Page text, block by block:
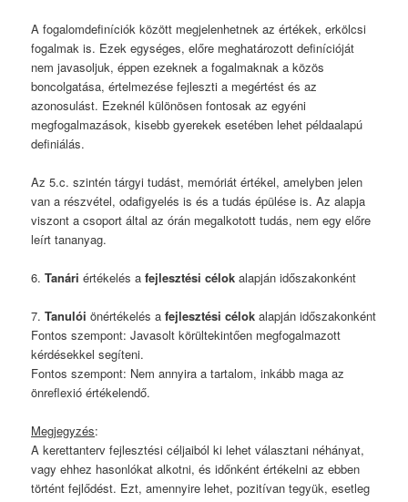
A fogalomdefiníciók között megjelenhetnek az értékek, erkölcsi
fogalmak is. Ezek egységes, előre meghatározott definícióját
nem javasoljuk, éppen ezeknek a fogalmaknak a közös
boncolgatása, értelmezése fejleszti a megértést és az
azonosulást. Ezeknél különösen fontosak az egyéni
megfogalmazások, kisebb gyerekek esetében lehet példaalapú
definiálás.
Az 5.c. szintén tárgyi tudást, memóriát értékel, amelyben jelen
van a részvétel, odafigyelés is és a tudás épülése is. Az alapja
viszont a csoport által az órán megalkotott tudás, nem egy előre
leírt tananyag.
6.Tanári értékelés afejlesztési célokalapján időszakonként
7.Tanulói önértékelés afejlesztési célokalapján időszakonként
Fontos szempont: Javasolt körültekintően megfogalmazott
kérdésekkel segíteni.
Fontos szempont: Nem annyira a tartalom, inkább maga az
önreflexió értékelendő.
Megjegyzés:
A kerettanterv fejlesztési céljaiból ki lehet választani néhányat,
vagy ehhez hasonlókat alkotni, és időnként értékelni az ebben
történt fejlődést. Ezt, amennyire lehet, pozitívan tegyük, esetleg